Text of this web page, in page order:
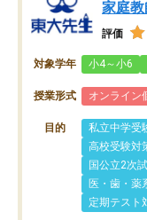
家庭
評価
対象学年 小4～小6
授業形式 オンライン
目的 私立中学受
高校受験対
国公立2次
医・歯・薬
定期テスト